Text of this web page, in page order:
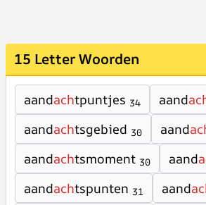
15 Letter Woorden
aandachtpuntjes 34 aand
aandachtsgebied 30 aand
aandachtsmoment 30 aand
aandachtspunten 31 aand